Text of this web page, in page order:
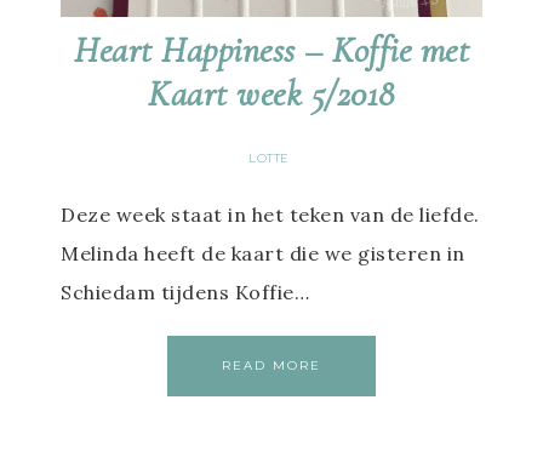
Heart Happiness – Koffie met
Kaart week 5/2018
LOTTE
Deze week staat in het teken van de liefde.
Melinda heeft de kaart die we gisteren in
Schiedam tijdens Koffie…
READ MORE